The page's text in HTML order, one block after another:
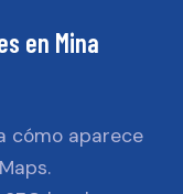
en Mina
cómo aparece